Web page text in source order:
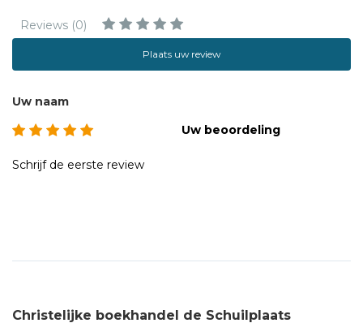
Reviews (0)
Plaats uw review
Uw naam
Uw beoordeling
Schrijf de eerste review
Christelijke boekhandel de Schuilplaats